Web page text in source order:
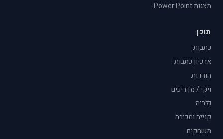
מצגות Power Point
תוכן
כתבות
ארכיון כתבות
הורדות
ויקי / מדריכים
גלריה
קנייה ומכירה
משחקים